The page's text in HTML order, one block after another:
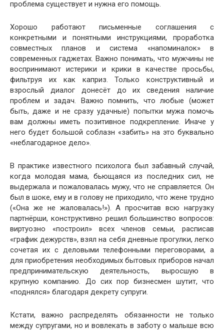
проблема существует и нужна его помощь.
Хорошо работают письменные соглашения с
конкретными и понятными инструкциями, проработка
совместных планов и система «напоминалок» в
современных гаджетах. Важно понимать, что мужчины не
воспринимают истерики и крики в качестве просьбы,
фильтруя их как каприз. Только конструктивный и
взрослый диалог донесёт до их сведения наличие
проблем и задач. Важно помнить, что любые (может
быть, даже и не сразу удачные) попытки мужа помочь
вам должны иметь позитивное подкрепление. Иначе у
него будет большой соблазн «забить» на это буквально
«неблагодарное дело».
В практике известного психолога был забавный случай,
когда молодая мама, бьющаяся из последних сил, не
выдержала и пожаловалась мужу, что не справляется. Он
был в шоке, ему и в голову не приходило, что жене трудно
(«Она же не жаловалась!»). А просчитав всю нагрузку
партнёрши, конструктивно решил большинство вопросов:
виртуозно «построил» всех членов семьи, расписав
«график дежурств», взял на себя дневные прогулки, легко
сочетая их с деловыми телефонными переговорами, а
для приобретения необходимых бытовых приборов начал
предпринимательскую деятельность, выросшую в
крупную компанию. До сих пор бизнесмен шутит, что
«поднялся» благодаря декрету супруги.
Кстати, важно распределять обязанности не только
между супругами, но и вовлекать в заботу о малыше всю